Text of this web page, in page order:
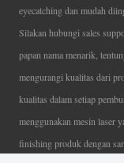
eyecatching dan mudah
Silakan hubungi sales
papan nama menarik,
mengurangi kualitas dari
kualitas dalam setiap
menggunakan mesin laser
finishing produk dengan